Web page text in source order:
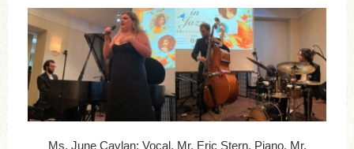
Ms. June Cavlan: Vocal, Mr. Eric Stern, Piano, Mr.